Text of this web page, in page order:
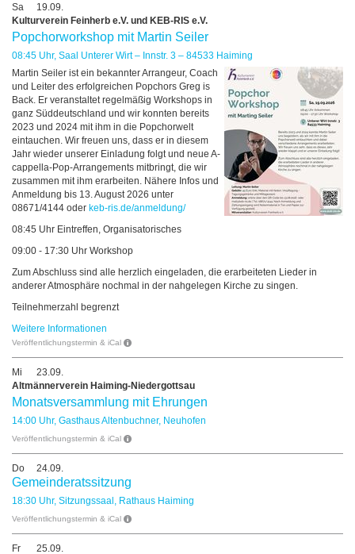
Sa
19.09.
Kulturverein Feinherb e.V. und KEB-RIS e.V.
Popchorworkshop mit Martin Seiler
08:45 Uhr, Saal Unterer Wirt – Innstr. 3 – 84533 Haiming
Martin Seiler ist ein bekannter Arrangeur, Coach
und Leiter des erfolgreichen Popchors Greg is
Back. Er veranstaltet regelmäßig Workshops in
ganz Süddeutschland und wir konnten bereits
2023 und 2024 mit ihm in die Popchorwelt
eintauchen. Wir freuen uns, dass er in diesem
Jahr wieder unserer Einladung folgt und neue A-
cappella-Pop-Arrangements mitbringt, die wir
zusammen mit ihm erarbeiten. Nähere Infos und
Anmeldung bis 13. August 2026 unter
08671/4144 oder keb-ris.de/anmeldung/
08:45 Uhr Eintreffen, Organisatorisches
09:00 - 17:30 Uhr Workshop
Zum Abschluss sind alle herzlich eingeladen, die erarbeiteten Lieder in
anderer Atmosphäre nochmal in der nahgelegen Kirche zu singen.
Teilnehmerzahl begrenzt
Weitere Informationen
Veröffentlichungstermin & iCal
Mi
23.09.
Altmännerverein Haiming-Niedergottsau
Monatsversammlung mit Ehrungen
14:00 Uhr, Gasthaus Altenbuchner, Neuhofen
Veröffentlichungstermin & iCal
Do 24.09.
Gemeinderatssitzung
18:30 Uhr, Sitzungssaal, Rathaus Haiming
Veröffentlichungstermin & iCal
Fr 25.09.